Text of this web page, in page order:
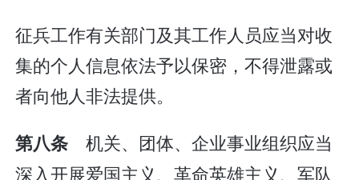
征兵工作有关部门及其工作人员应当对收
集的个人信息依法予以保密，不得泄露或
者向他人非法提供。
第八条 机关、团体、企业事业组织应当
深入开展爱国主义、革命英雄主义、军队